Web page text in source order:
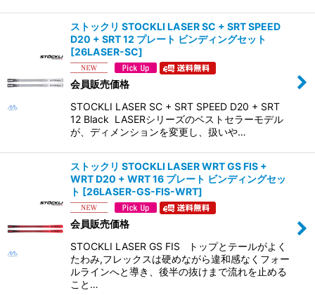
ストックリ STOCKLI LASER SC + SRT SPEED
D20 + SRT 12 プレート ビンディングセット
[26LASER-SC]
会員販売価格
STOCKLI LASER SC + SRT SPEED D20 + SRT
12 Black LASERシリーズのベストセラーモデル
が、ディメンションを変更し、扱いや…
ストックリ STOCKLI LASER WRT GS FIS +
WRT D20 + WRT 16 プレート ビンディングセッ
ト [26LASER-GS-FIS-WRT]
会員販売価格
STOCKLI LASER GS FIS トップとテールがよく
たわみ,フレックスは硬めながら違和感なくフォー
ルラインへと導き、後半の抜けまで流れを止める
こと…